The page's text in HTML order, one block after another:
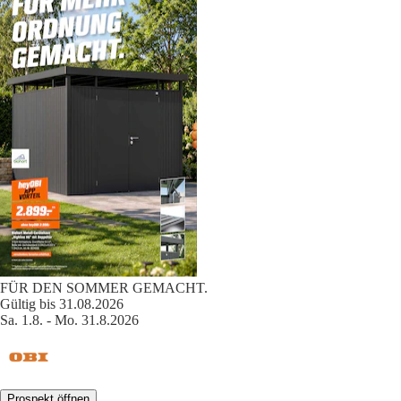
FÜR DEN SOMMER GEMACHT.
Gültig bis 31.08.2026
Sa. 1.8. - Mo. 31.8.2026